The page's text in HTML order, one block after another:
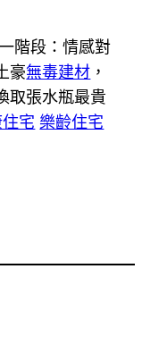
階段：情感對
豪無毒建材 ，
取張水瓶最貴
宅 樂齡住宅